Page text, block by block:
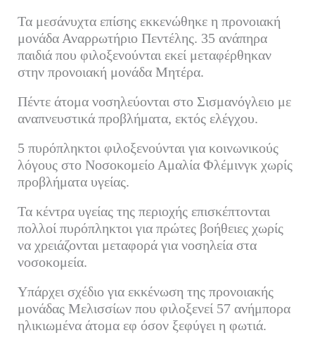
Τα μεσάνυχτα επίσης εκκενώθηκε η προνοιακή
μονάδα Αναρρωτήριο Πεντέλης. 35 ανάπηρα
παιδιά που φιλοξενούνται εκεί μεταφέρθηκαν
στην προνοιακή μονάδα Μητέρα.
Πέντε άτομα νοσηλεύονται στο Σισμανόγλειο με
αναπνευστικά προβλήματα, εκτός ελέγχου.
5 πυρόπληκτοι φιλοξενούνται για κοινωνικούς
λόγους στο Νοσοκομείο Αμαλία Φλέμινγκ χωρίς
προβλήματα υγείας.
Τα κέντρα υγείας της περιοχής επισκέπτονται
πολλοί πυρόπληκτοι για πρώτες βοήθειες χωρίς
να χρειάζονται μεταφορά για νοσηλεία στα
νοσοκομεία.
Υπάρχει σχέδιο για εκκένωση της προνοιακής
μονάδας Μελισσίων που φιλοξενεί 57 ανήμπορα
ηλικιωμένα άτομα εφ όσον ξεφύγει η φωτιά.